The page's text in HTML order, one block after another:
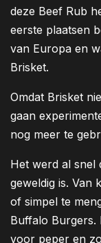
deze Beef Rub
eerste plaatsen
van Europa en
Brisket.
Omdat Brisket
gaan
nog meer te
Het werd al snel
geweldig is. Van
of simpel te
Buffalo Burgers.
voor peper en